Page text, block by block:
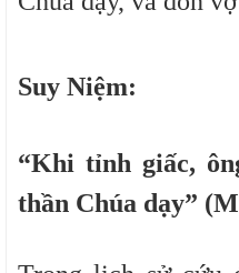
Suy Niệm:
“Khi tỉnh giấc,
thần Chúa dạy”